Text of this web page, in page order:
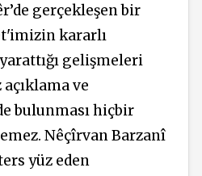
gerçekleşen bir
kararlı
gelişmeleri
ve
bulunması hiçbir
Nêçîrvan Barzanî
yüz eden